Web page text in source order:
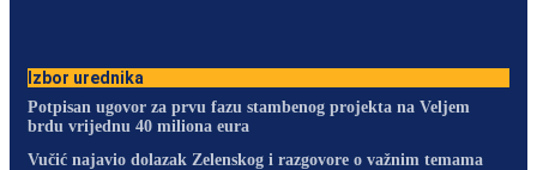
Izbor urednika
Potpisan ugovor za prvu fazu stambenog projekta na Veljem
brdu vrijednu 40 miliona eura
Vučić najavio dolazak Zelenskog i razgovore o važnim temama